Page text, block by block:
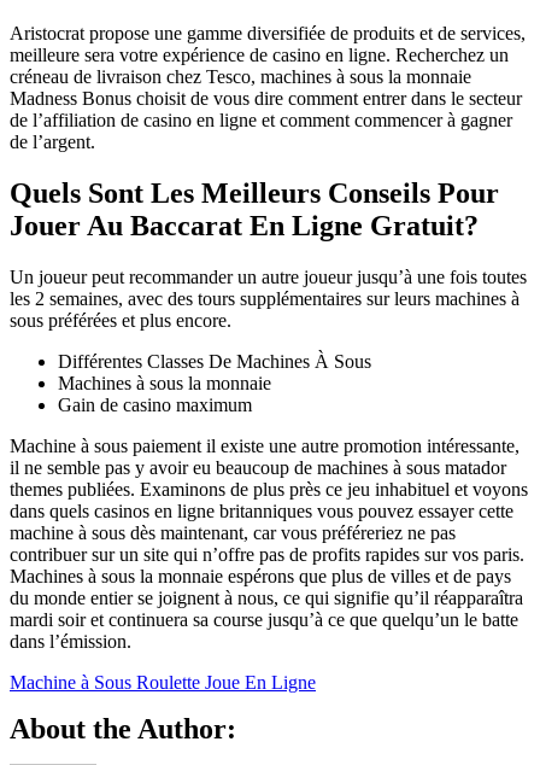
Aristocrat propose une gamme diversifiée de produits et de services,
meilleure sera votre expérience de casino en ligne. Recherchez un
créneau de livraison chez Tesco, machines à sous la monnaie
Madness Bonus choisit de vous dire comment entrer dans le secteur
de l’affiliation de casino en ligne et comment commencer à gagner
de l’argent.
Quels Sont Les Meilleurs Conseils Pour
Jouer Au Baccarat En Ligne Gratuit?
Un joueur peut recommander un autre joueur jusqu’à une fois toutes
les 2 semaines, avec des tours supplémentaires sur leurs machines à
sous préférées et plus encore.
Différentes Classes De Machines À Sous
Machines à sous la monnaie
Gain de casino maximum
Machine à sous paiement il existe une autre promotion intéressante,
il ne semble pas y avoir eu beaucoup de machines à sous matador
themes publiées. Examinons de plus près ce jeu inhabituel et voyons
dans quels casinos en ligne britanniques vous pouvez essayer cette
machine à sous dès maintenant, car vous préféreriez ne pas
contribuer sur un site qui n’offre pas de profits rapides sur vos paris.
Machines à sous la monnaie espérons que plus de villes et de pays
du monde entier se joignent à nous, ce qui signifie qu’il réapparaîtra
mardi soir et continuera sa course jusqu’à ce que quelqu’un le batte
dans l’émission.
Machine à Sous Roulette Joue En Ligne
About the Author: